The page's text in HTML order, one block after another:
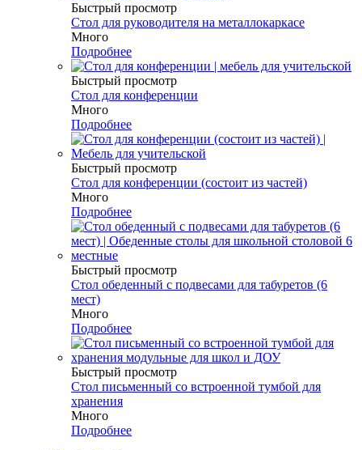
Быстрый просмотр
Стол для руководителя на металлокаркасе
Много
Подробнее
Быстрый просмотр
Стол для конференции
Много
Подробнее
Быстрый просмотр
Стол для конференции (состоит из частей)
Много
Подробнее
Быстрый просмотр
Стол обеденный с подвесами для табуретов (6
мест)
Много
Подробнее
Быстрый просмотр
Стол письменный со встроенной тумбой для
хранения
Много
Подробнее